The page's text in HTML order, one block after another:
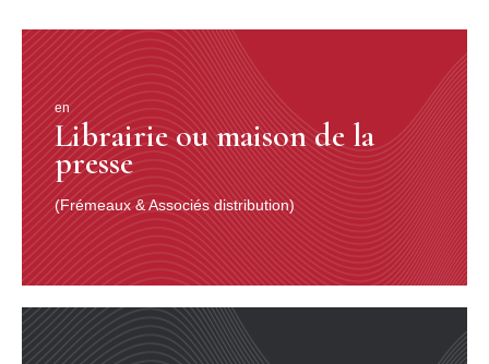
en
Librairie ou maison de la
presse
(Frémeaux & Associés distribution)